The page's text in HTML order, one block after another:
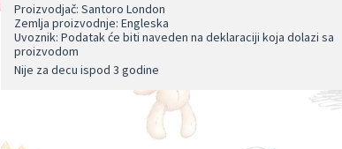
Proizvodjač: Santoro London
Zemlja proizvodnje: Engleska
Uvoznik: Podatak će biti naveden na deklaraciji koja dolazi sa
proizvodom
Nije za decu ispod 3 godine